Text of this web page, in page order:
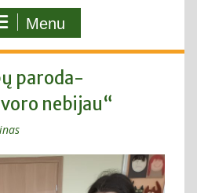
Menu
paroda-
nebijau“